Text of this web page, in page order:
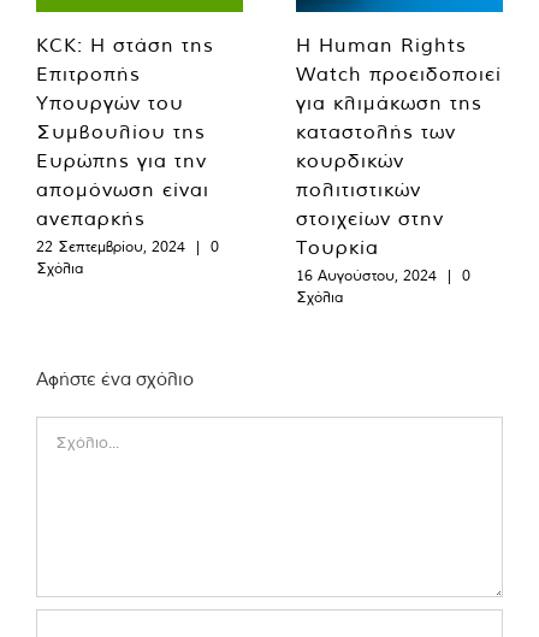
KCK: Η στάση της
Επιτροπής
Υπουργών του
Συμβουλίου της
Ευρώπης για την
απομόνωση είναι
ανεπαρκής
22 Σεπτεμβρίου, 2024 |
0
Σχόλια
Η Human Rights
Watch προειδοποιεί
για κλιμάκωση της
καταστολής των
κουρδικών
πολιτιστικών
στοιχείων στην
Τουρκία
16 Αυγούστου, 2024 |
0
Σχόλια
Αφήστε ένα σχόλιο